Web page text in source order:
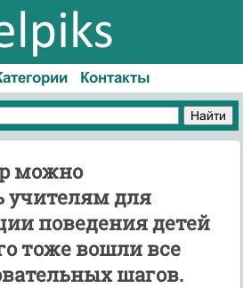
Контакты
можно
учителям для
поведения детей
тоже вошли все
шагов.